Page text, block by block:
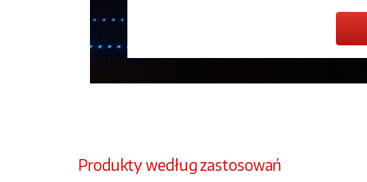
Produkty według zastosowań